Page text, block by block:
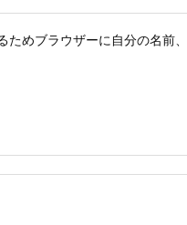
ためブラウザーに自分の名前